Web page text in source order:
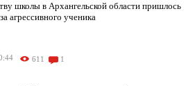
школы в Архангельской области пришлось
агрессивного ученика
611 1